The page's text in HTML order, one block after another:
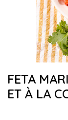
FETA
ET À LA